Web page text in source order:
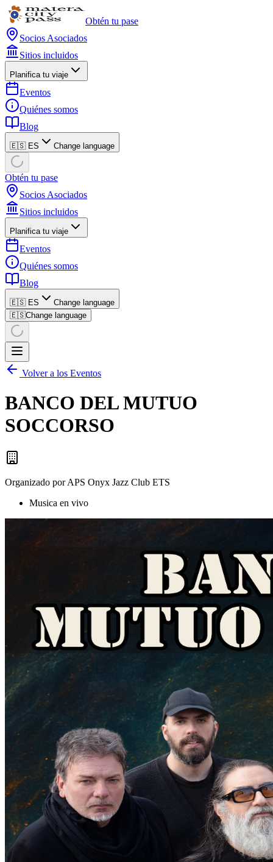
Obtén tu pase
Socios Asociados
Sitios incluidos
Planifica tu viaje
Eventos
Quiénes somos
Blog
🇪🇸 ES Change language
Obtén tu pase
Socios Asociados
Sitios incluidos
Planifica tu viaje
Eventos
Quiénes somos
Blog
🇪🇸 ES
Change language
🇪🇸Change language
Volver a los Eventos
BANCO DEL MUTUO
SOCCORSO
Organizado por APS Onyx Jazz Club ETS
Musica en vivo